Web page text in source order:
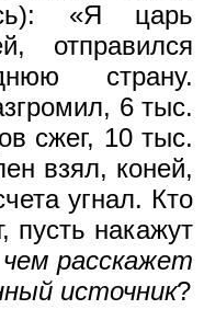
«Я царь
отправился
страну.
6 тыс.
сжег, 10 тыс.
взял, коней,
угнал. Кто
пусть накажут
расскажет
источник?